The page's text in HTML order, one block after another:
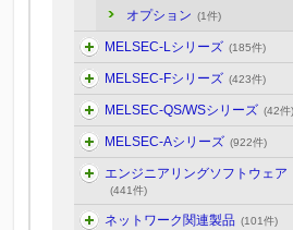
オプション (1件)
MELSEC-Lシリーズ (185件)
MELSEC-Fシリーズ (423件)
MELSEC-QS/WSシリーズ (42件)
MELSEC-Aシリーズ (922件)
エンジニアリングソフトウェア
(441件)
ネットワーク関連製品 (101件)